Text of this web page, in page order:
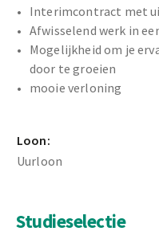
Interimcontract met
Afwisselend werk in
Mogelijkheid om je
door te groeien
mooie verloning
Loon:
Uurloon
Studieselectie